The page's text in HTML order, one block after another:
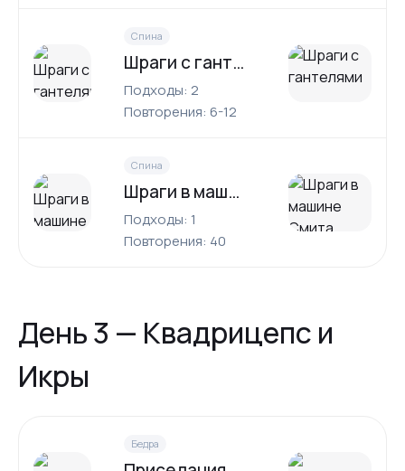
Спина
Шраги с гантелями
Подходы: 2
Повторения: 6-12
Спина
Шраги в машине Смита
Подходы: 1
Повторения: 40
День 3 — Квадрицепс и
Икры
Бедра